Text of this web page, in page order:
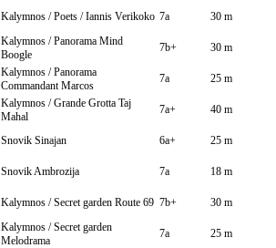
Kalymnos / Poets / Iannis Verikoko 7a
30 m
Kalymnos / Panorama Mind
Boogle
7b+
30 m
Kalymnos / Panorama
Commandant Marcos
7a
25 m
Kalymnos / Grande Grotta Taj
Mahal
7a+
40 m
Snovik Sinajan 6a+
25 m
SnovikAmbrozija 7a
18 m
Kalymnos / Secret garden Route 69 7b+
30 m
Kalymnos / Secret garden
Melodrama
7a
25 m